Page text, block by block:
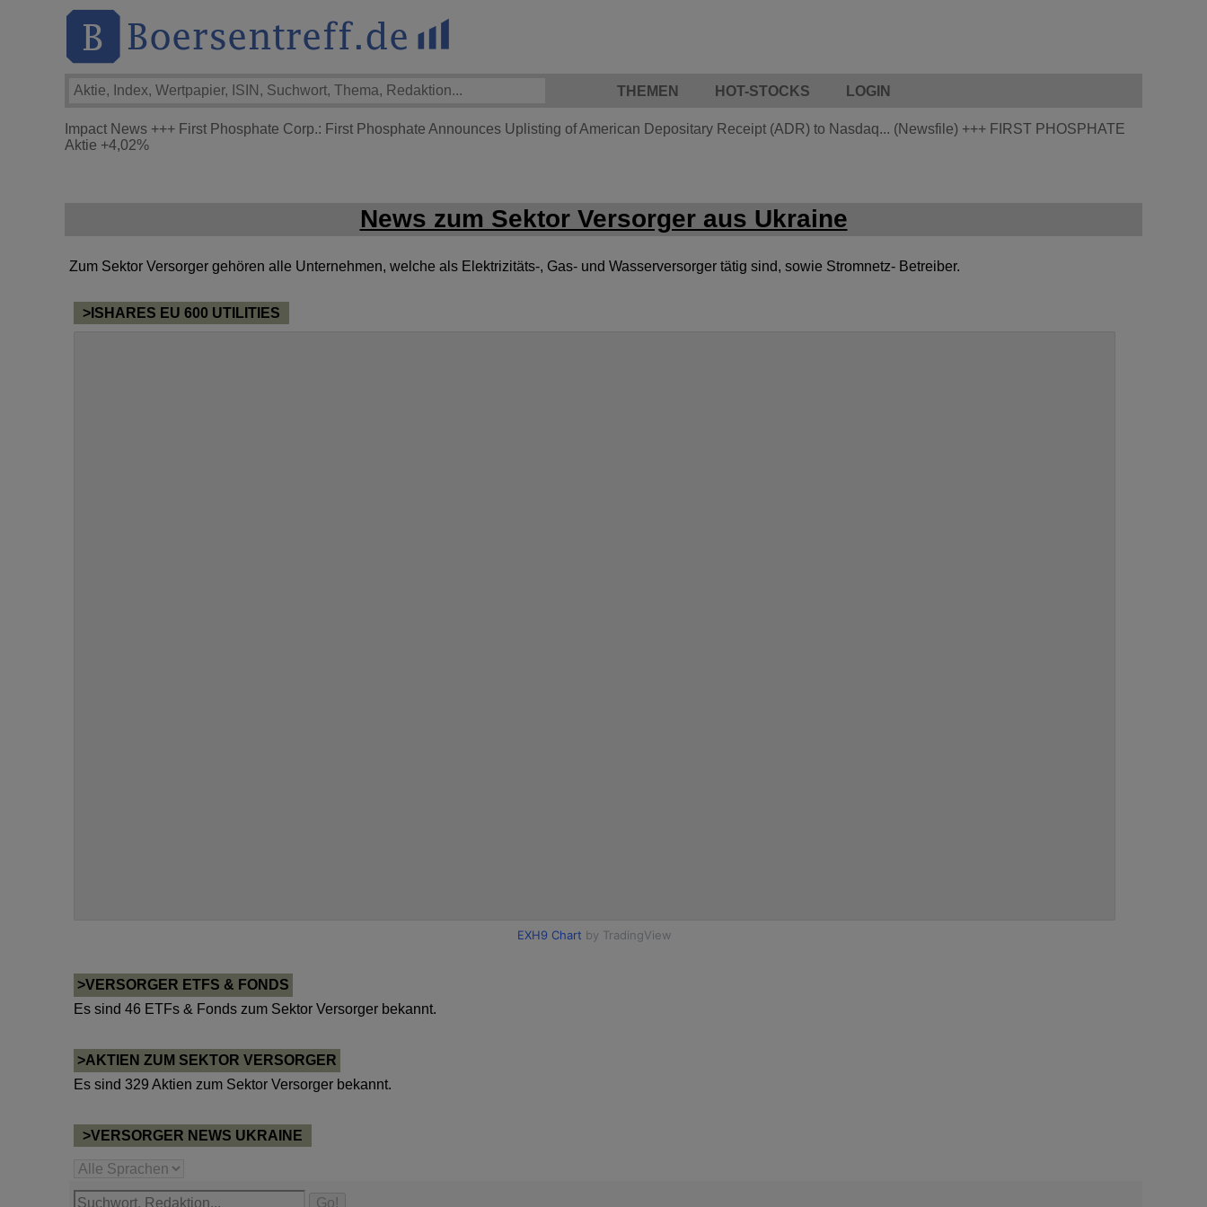
THEMEN HOT-STOCKS LOGIN
Impact News +++ First Phosphate Corp.: First Phosphate Announces Uplisting of American Depositary Receipt (ADR) to Nasdaq... (Newsfile) +++ FIRST PHOSPHATE
Aktie +4,02%
News zum Sektor Versorger aus Ukraine
Zum Sektor Versorger gehören alle Unternehmen, welche als Elektrizitäts-, Gas- und Wasserversorger tätig sind, sowie Stromnetz- Betreiber.
>ISHARES EU 600 UTILITIES
>VERSORGER ETFS & FONDS
Es sind 46 ETFs & Fonds zum Sektor Versorger bekannt.
>AKTIEN ZUM SEKTOR VERSORGER
Es sind 329 Aktien zum Sektor Versorger bekannt.
>VERSORGER NEWS UKRAINE